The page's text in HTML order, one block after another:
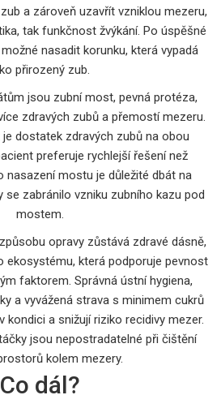
a zároveň uzavřít vzniklou mezeru,
tak funkčnost žvýkání. Po úspěšné
nasadit korunku, která vypadá
přirozený zub.
jsou zubní most, pevná protéza,
zdravých zubů a přemostí mezeru.
je dostatek zdravých zubů na obou
preferuje rychlejší řešení než
nasazení mostu je důležité dbát na
se zabránilo vzniku zubního kazu pod
mostem.
opravy zůstává zdravé dásně,
ekosystému, která podporuje pevnost
faktorem. Správná ústní hygiena,
a vyvážená strava s minimem cukrů
kondici a snižují riziko recidivy mezer.
jsou nepostradatelné při čištění
kolem mezery.
Co dál?